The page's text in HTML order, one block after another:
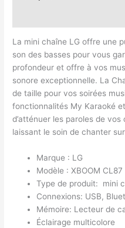
La mini chaîne LG offre une
son des basses pour vous
profondeur et offre à vos
sonore exceptionnelle. La
de taille pour vos soirées
fonctionnalités My Karaoké
d’atténuer les paroles de
laissant le soin de chanter
Marque : LG
Modèle : XBOOM CL87
Type de produit: mini
Connexions: USB,
Mémoire: Lecteur de
Éclairage multicolore